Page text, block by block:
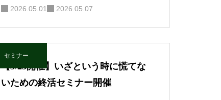
2026.05.01 2026.05.07
セミナー
【3/23開催】いざという時に慌てな
いための終活セミナー開催